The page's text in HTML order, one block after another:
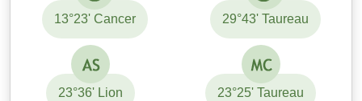
13°23' Cancer 29°43' Taureau
23°36' Lion 23°25' Taureau